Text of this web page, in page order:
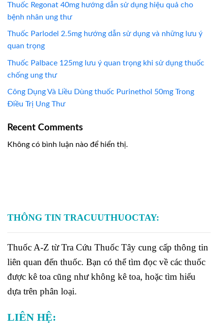
Thuốc Regonat 40mg hướng dẫn sử dụng hiệu quả cho
bệnh nhân ung thư
Thuốc Parlodel 2.5mg hướng dẫn sử dụng và những lưu ý
quan trọng
Thuốc Palbace 125mg lưu ý quan trọng khi sử dụng thuốc
chống ung thư
Công Dụng Và Liều Dùng thuốc Purinethol 50mg Trong
Điều Trị Ung Thư
Recent Comments
Không có bình luận nào để hiển thị.
THÔNG TIN TRACUUTHUOCTAY:
Thuốc A-Z từ Tra Cứu Thuốc Tây cung cấp thông tin
liên quan đến thuốc. Bạn có thể tìm đọc về các thuốc
được kê toa cũng như không kê toa, hoặc tìm hiểu
dựa trên phân loại.
LIÊN HỆ: